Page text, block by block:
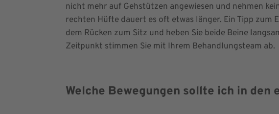
nicht mehr auf Gehstützen angewiesen und nehmen
rechten Hüfte dauert es oft etwas länger. Ein Tipp zum
dem Rücken zum Sitz und heben Sie beide Beine
Zeitpunkt stimmen Sie mit Ihrem Behandlungsteam ab.
Welche Bewegungen sollte ich in den